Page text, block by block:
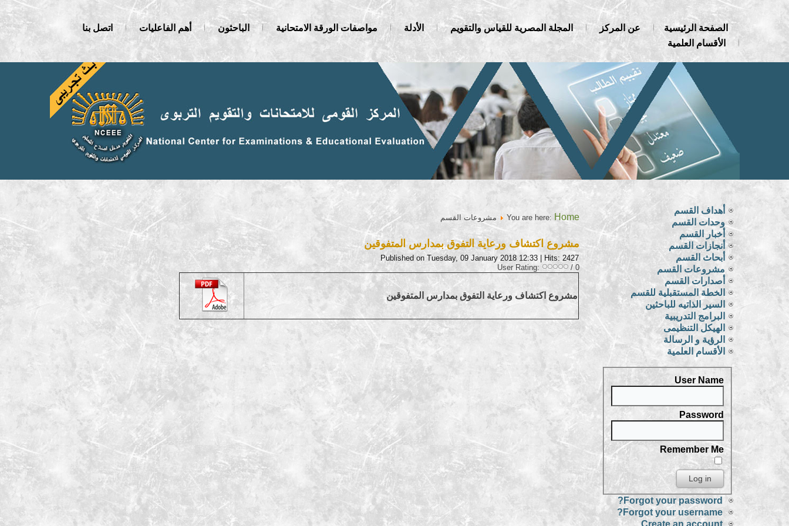
الصفحة الرئيسية عن المركز المجلة المصرية للقياس والتقويم الأدلة مواصفات الورقة الامتحانية الباحثون أهم الفاعليات
اتصل بنا
الأقسام العلمية
أهداف القسم
وحدات القسم
أخبار القسم
أنجازات القسم
أبحاث القسم
مشروعات القسم
أصدارات القسم
الخطة المستقبلية للقسم
السير الذاتيه للباحثين
البرامج التدريبية
الهيكل التنظيمى
الرؤية و الرسالة
الأقسام العلمية
User Name
Password
Remember Me
Forgot your password?
Forgot your username?
Create an account
You are here: Home مشروعات القسم
مشروع اكتشاف ورعاية التفوق بمدارس المتفوقين
Published on Tuesday, 09 January 2018 12:33 | Hits: 2427
User Rating:
/ 0
مشروع اكتشاف ورعاية التفوق بمدارس المتفوقين